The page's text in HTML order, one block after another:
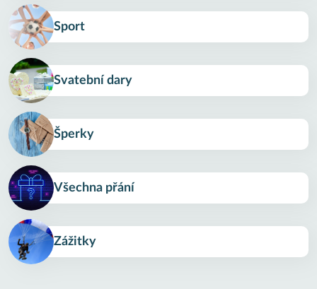
Sport
Svatební dary
Šperky
Všechna přání
Zážitky